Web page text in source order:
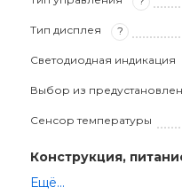
Тип дисплея ?
Светодиодная индикация
Выбор из
Сенсор температуры
Конструкция,
Ещё...